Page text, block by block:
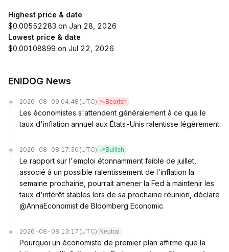
Highest price & date
$0.00552283 on Jan 28, 2026
Lowest price & date
$0.00108899 on Jul 22, 2026
ENIDOG News
2026-08-09 04:48 (UTC) Bearish
Les économistes s'attendent généralement à ce que le
taux d'inflation annuel aux États-Unis ralentisse légèrement.
2026-08-08 17:30 (UTC) Bullish
Le rapport sur l'emploi étonnamment faible de juillet,
associé à un possible ralentissement de l'inflation la
semaine prochaine, pourrait amener la Fed à maintenir les
taux d'intérêt stables lors de sa prochaine réunion, déclare
@AnnaEconomist de Bloomberg Economic.
2026-08-08 13:17 (UTC) Neutral
Pourquoi un économiste de premier plan affirme que la